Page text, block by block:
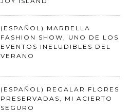
(ESPAÑOL) MARBELLA
FASHION SHOW, UNO DE LOS
EVENTOS INELUDIBLES DEL
VERANO
(ESPAÑOL) REGALAR FLORES
PRESERVADAS, MI ACIERTO
SEGURO